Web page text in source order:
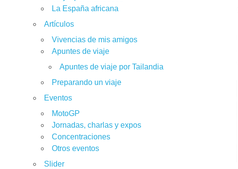
La España africana
Artículos
Vivencias de mis amigos
Apuntes de viaje
Apuntes de viaje por Tailandia
Preparando un viaje
Eventos
MotoGP
Jornadas, charlas y expos
Concentraciones
Otros eventos
Slider